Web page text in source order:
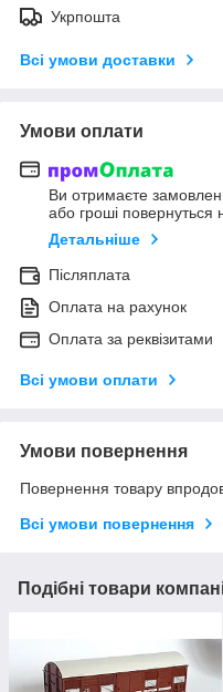
Укрпошта
Всі умови доставки
Умови оплати
Ви отримаєте
або гроші повернуться
Детальніше
Післяплата
Оплата на рахунок
Оплата за реквізитами
Всі умови оплати
Умови повернення
Повернення товару
Всі умови повернення
Подібні товари